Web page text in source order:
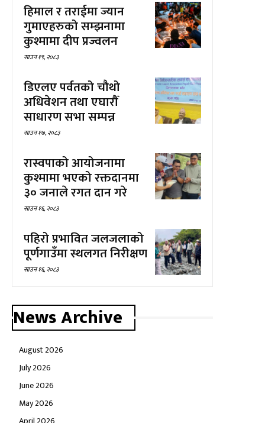
हिमाल र तराईमा ज्यान
गुमाएहरुको सम्झनामा
कुश्मामा दीप प्रज्वलन
साउन १९, २०८३
डिएलए पर्वतको चौथो
अधिवेशन तथा एघारौँ
साधारण सभा सम्पन्न
साउन १७, २०८३
रास्वपाको आयोजनामा
कुश्मामा भएको रक्तदानमा
३० जनाले रगत दान गरे
साउन १६, २०८३
पहिरो प्रभावित जलजलाको
पूर्णगाउँमा स्थलगत निरीक्षण
साउन १६, २०८३
News Archive
August 2026
July 2026
June 2026
May 2026